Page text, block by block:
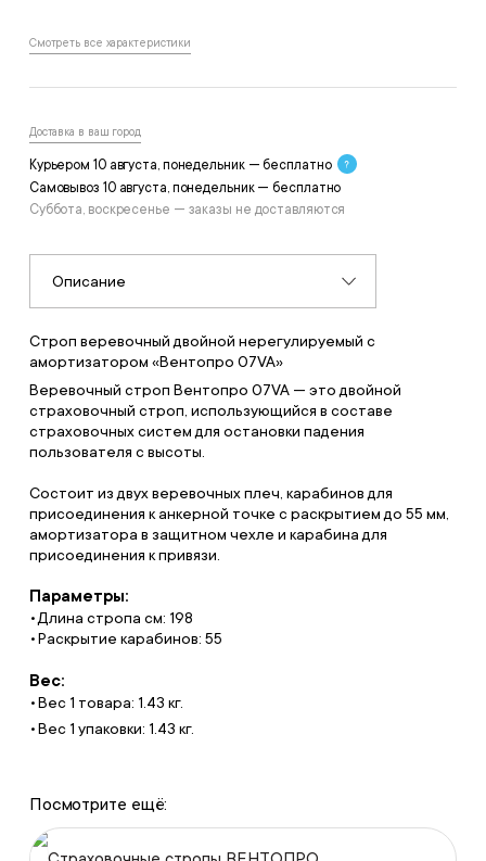
Смотреть все характеристики
Доставка в ваш город
Курьером 10 августа, понедельник — бесплатно
Самовывоз 10 августа, понедельник — бесплатно
Суббота, воскресенье — заказы не доставляются
Описание
Строп веревочный двойной нерегулируемый с
амортизатором «Вентопро 07VA»
Веревочный строп Вентопро 07VA — это двойной
страховочный строп, использующийся в составе
страховочных систем для остановки падения
пользователя с высоты.
Состоит из двух веревочных плеч, карабинов для
присоединения к анкерной точке с раскрытием до 55 мм,
амортизатора в защитном чехле и карабина для
присоединения к привязи.
Параметры:
Длина стропа см: 198
Раскрытие карабинов: 55
Вес:
Вес 1 товара: 1.43 кг.
Вес 1 упаковки: 1.43 кг.
Посмотрите ещё: